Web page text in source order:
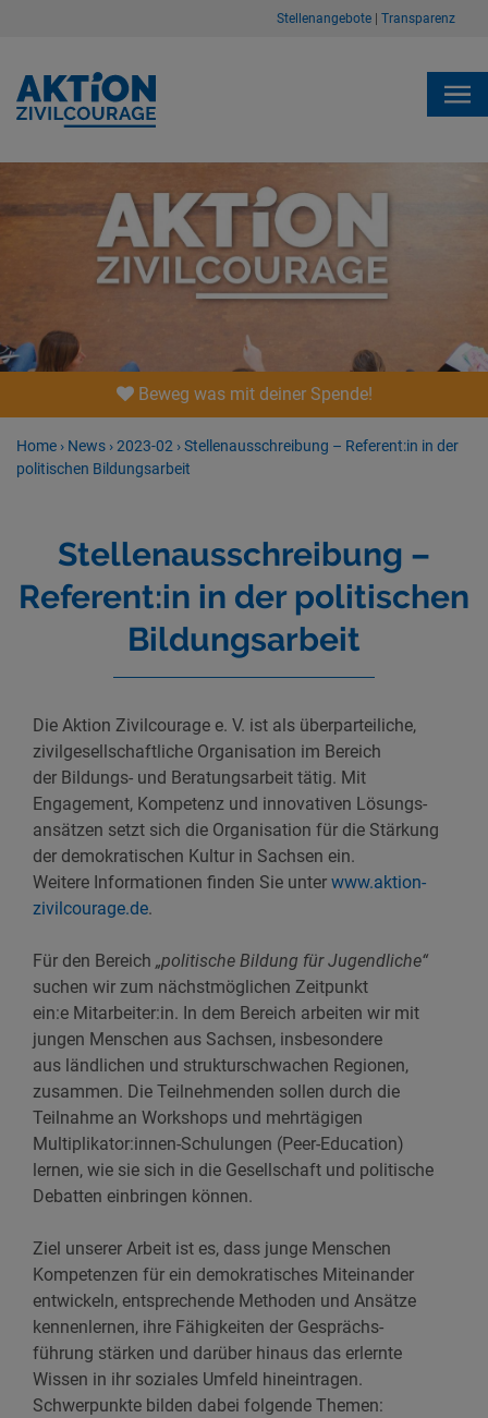
Stellenangebote Transparenz
Beweg was mit deiner Spende!
Home › News ›2023-02 ›Stellenausschreibung – Referent:in in der
politischen Bildungsarbeit
Stellenausschreibung –
Referent:in in der politischen
Bildungsarbeit
Die Aktion Zivilcourage e. V. ist als überparteiliche,
zivilgesellschaftliche Organisation im Bereich
der Bildungs- und Beratungsarbeit tätig. Mit
Engagement, Kompetenz und innovativen Lösungs-
ansätzen setzt sich die Organisation für die Stärkung
der demokratischen Kultur in Sachsen ein.
Weitere Informationen finden Sie unter www.aktion-
zivilcourage.de.
Für den Bereich „politische Bildung für Jugendliche“
suchen wir zum nächstmöglichen Zeitpunkt
ein:e Mitarbeiter:in. In dem Bereich arbeiten wir mit
jungen Menschen aus Sachsen, insbesondere
aus ländlichen und strukturschwachen Regionen,
zusammen. Die Teilnehmenden sollen durch die
Teilnahme an Workshops und mehrtägigen
Multiplikator:innen-Schulungen (Peer-Education)
lernen, wie sie sich in die Gesellschaft und politische
Debatten einbringen können.
Ziel unserer Arbeit ist es, dass junge Menschen
Kompetenzen für ein demokratisches Miteinander
entwickeln, entsprechende Methoden und Ansätze
kennenlernen, ihre Fähigkeiten der Gesprächs-
führung stärken und darüber hinaus das erlernte
Wissen in ihr soziales Umfeld hineintragen.
Schwerpunkte bilden dabei folgende Themen: